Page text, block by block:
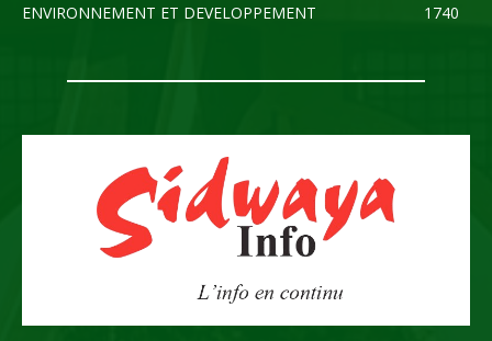
ENVIRONNEMENT ET DEVELOPPEMENT
1740